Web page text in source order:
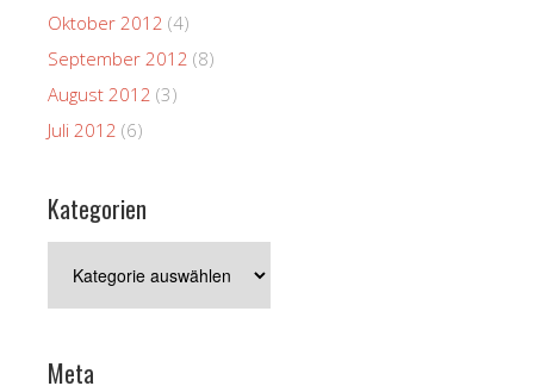
Oktober 2012 (4)
September 2012 (8)
August 2012 (3)
Juli 2012 (6)
Kategorien
Meta